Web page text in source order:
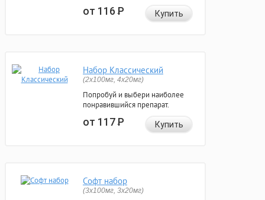
от 116Р Купить
Набор Классический
(2x100мг, 4x20мг)
Попробуй и выбери наиболее
понравившийся препарат.
от 117Р Купить
Софт набор
(3x100мг, 3x20мг)